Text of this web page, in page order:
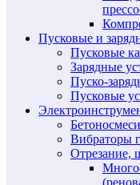
Пусковые и
Пусковые
Зарядные
Пуско-
Пусковые
Вибраторы
Отрезание,